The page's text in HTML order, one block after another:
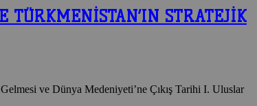
TÜRKMENİSTAN’IN STRATEJİK
ve Dünya Medeniyeti’ne Çıkış Tarihi I. Uluslar